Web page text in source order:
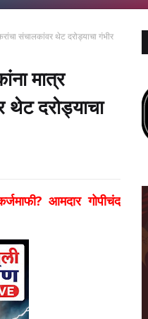
संचालकांवर थेट दरोड्याचा गंभीर
मात्र
थेट दरोड्याचा
आमदार गोपीचंद